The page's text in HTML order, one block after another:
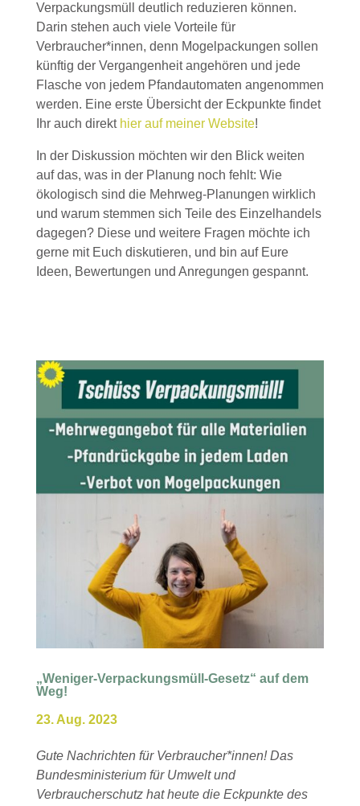
Verpackungsmüll deutlich reduzieren können.
Darin stehen auch viele Vorteile für
Verbraucher*innen, denn Mogelpackungen sollen
künftig der Vergangenheit angehören und jede
Flasche von jedem Pfandautomaten angenommen
werden. Eine erste Übersicht der Eckpunkte findet
Ihr auch direkt hier auf meiner Website!
In der Diskussion möchten wir den Blick weiten
auf das, was in der Planung noch fehlt: Wie
ökologisch sind die Mehrweg-Planungen wirklich
und warum stemmen sich Teile des Einzelhandels
dagegen? Diese und weitere Fragen möchte ich
gerne mit Euch diskutieren, und bin auf Eure
Ideen, Bewertungen und Anregungen gespannt.
„Weniger-Verpackungsmüll-Gesetz“ auf dem
Weg!
23. Aug. 2023
Gute Nachrichten für Verbraucher*innen! Das
Bundesministerium für Umwelt und
Verbraucherschutz hat heute die Eckpunkte des